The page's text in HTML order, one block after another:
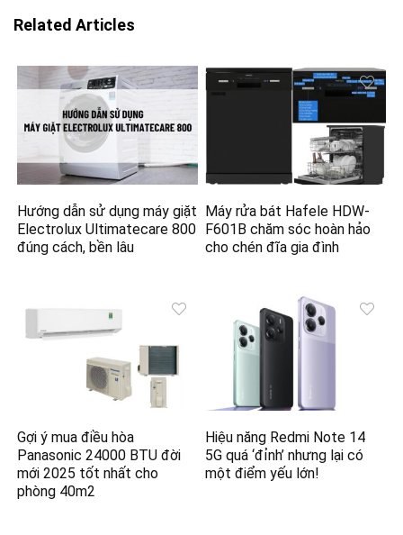
Related Articles
Hướng dẫn sử dụng máy giặt
Electrolux Ultimatecare 800
đúng cách, bền lâu
Máy rửa bát Hafele HDW-
F601B chăm sóc hoàn hảo
cho chén đĩa gia đình
Gợi ý mua điều hòa
Panasonic 24000 BTU đời
mới 2025 tốt nhất cho
phòng 40m2
Hiệu năng Redmi Note 14
5G quá ‘đỉnh’ nhưng lại có
một điểm yếu lớn!